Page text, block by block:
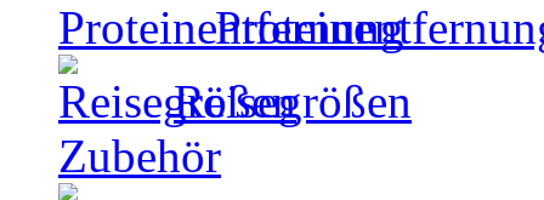
Reisegrößen
Zubehör